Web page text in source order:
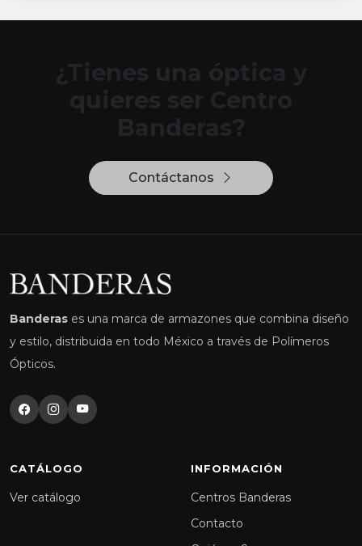
¿Tienes una óptica y
quieres ser Centro
Banderas?
Contáctanos
Banderas es una marca de armazones que combina diseño
y estilo, distribuida en todo México a través de Polímeros
Ópticos.
CATÁLOGO
Ver catálogo
INFORMACIÓN
Centros Banderas
Contacto